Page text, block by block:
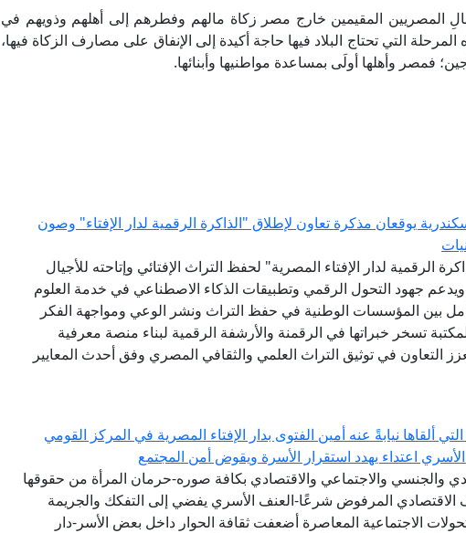
المصريين المقيمين خارج مصر زكاة مالهم وفطرهم إلى أهلهم وذويهم في
التي تحتاج البلاد فيها حاجة أكيدة إلى الإنفاق على مصارف الزكاة فيها،
فمصر وأهلها أولَى بمساعدة مواطنيها وأبنائها.
يوقعان مذكرة تعاون لإطلاق "الذاكرة الرقمية لدار الإفتاء" وصون
الرقمية لدار الإفتاء المصرية" لحفظ التراث الإفتائي وإتاحته للأجيال
ويدعم جهود التحول الرقمي وتطبيقات الذكاء الاصطناعي في خدمة العلوم
بين المؤسسات الوطنية في حفظ التراث ونشر الوعي ومواجهة الفكر
تسخر خبراتها في الرقمنة والأرشفة الرقمية لبناء منصة معرفية
التعاون في توثيق التراث العلمي والثقافي المصري وفق أحدث المعايير
ألقاها نيابةً عنه أمين الفتوى بدار الإفتاء المصرية في المركز القومي
الأسري اعتداء يهدد استقرار الأسرة ويقوض أمن المجتمع
والجنسي والاجتماعي والاقتصادي بكافة صوره-حرمان المرأة من حقوقها
الاقتصادي المرفوض شرعًا-العنف الأسري يفضي إلى التفكك والجريمة
الاجتماعية المعاصرة أضعفت ثقافة الحوار داخل بعض الأسر-دار